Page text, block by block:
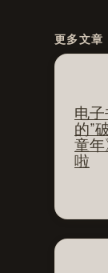
更多文章
电
的”
童
啦